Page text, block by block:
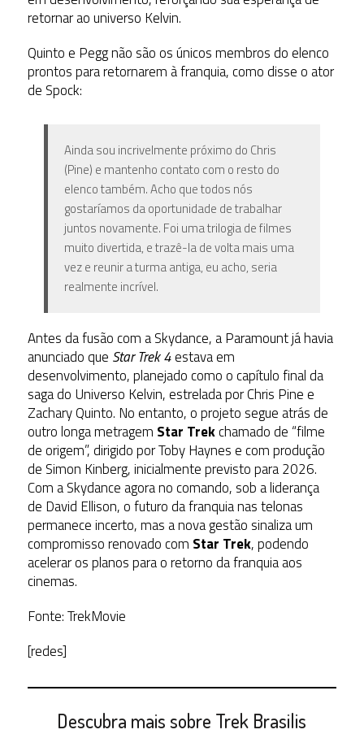
retornar ao universo Kelvin.
Quinto e Pegg não são os únicosmembros do elenco
prontos para retornarem à franquia, como disse o ator
de Spock:
Ainda sou incrivelmente próximo do Chris
(Pine) e mantenho contato com o resto do
elenco também. Acho quetodos nós
gostaríamos da oportunidade de trabalhar
juntos novamente. Foi uma trilogia de filmes
muito divertida, e trazê-la de volta mais uma
vez e reunir a turma antiga, eu acho, seria
realmente incrível.
Antes da fusão com a Skydance, a Paramount já havia
anunciado que Star Trek 4estava em
desenvolvimento, planejado como o capítulo final da
saga do Universo Kelvin, estrelada por Chris Pine e
Zachary Quinto. No entanto, o projeto segue atrás de
outro longa metragem Star Trekchamado de “filme
de origem”, dirigido por Toby Haynes e com produção
de Simon Kinberg, inicialmente previsto para 2026.
Com a Skydance agora no comando, sob a liderança
de David Ellison, o futuro da franquia nas telonas
permanece incerto, mas a nova gestão sinaliza um
compromisso renovado com Star Trek, podendo
acelerar os planos para o retorno da franquia aos
cinemas.
Fonte: TrekMovie
[redes]
Descubra mais sobre Trek Brasilis